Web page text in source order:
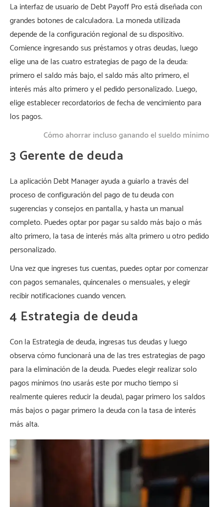
La interfaz de usuario de Debt Payoff Pro está diseñada con
grandes botones de calculadora. La moneda utilizada
depende de la configuración regional de su dispositivo.
Comience ingresando sus préstamos y otras deudas, luego
elige una de las cuatro estrategias de pago de la deuda:
primero el saldo más bajo, el saldo más alto primero, el
interés más alto primero y el pedido personalizado. Luego,
elige establecer recordatorios de fecha de vencimiento para
los pagos.
Cómo ahorrar incluso ganando el sueldo mínimo
3 Gerente de deuda
La aplicación Debt Manager ayuda a guiarlo a través del
proceso de configuración del pago de tu deuda con
sugerencias y consejos en pantalla, y hasta un manual
completo. Puedes optar por pagar su saldo más bajo o más
alto primero, la tasa de interés más alta primero u otro pedido
personalizado.
Una vez que ingreses tus cuentas, puedes optar por comenzar
con pagos semanales, quincenales o mensuales, y elegir
recibir notificaciones cuando vencen.
4 Estrategia de deuda
Con la Estrategia de deuda, ingresas tus deudas y luego
observa cómo funcionará una de las tres estrategias de pago
para la eliminación de la deuda. Puedes elegir realizar solo
pagos mínimos (no usarás este por mucho tiempo si
realmente quieres reducir la deuda), pagar primero los saldos
más bajos o pagar primero la deuda con la tasa de interés
más alta.